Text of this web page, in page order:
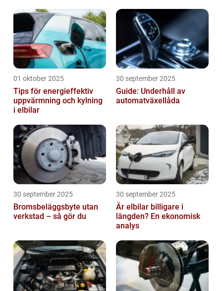
01 oktober 2025
Tips för energieffektiv
uppvärmning och kylning
i elbilar
30 september 2025
Guide: Underhåll av
automatväxellåda
30 september 2025
Bromsbeläggsbyte utan
verkstad – så gör du
30 september 2025
Är elbilar billigare i
längden? En ekonomisk
analys